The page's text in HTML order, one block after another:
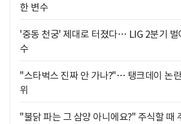
한 변수
'중동 천궁' 제대로 터졌다… LIG 2분기 벌
수
"스타벅스 진짜 안 가나?"… 탱크데이 논
위
"불닭 파는 그 삼양 아니에요?" 주식할 때